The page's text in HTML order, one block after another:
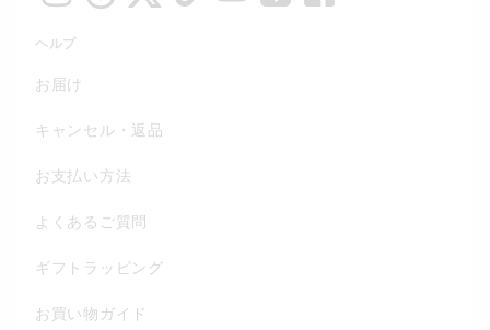
ヘルプ
お届け
キャンセル・返品
お支払い方法
よくあるご質問
ギフトラッピング
お買い物ガイド